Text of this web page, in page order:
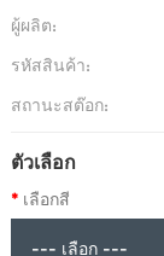
ผู้ผลิต:
รหัสสินค้า:
สถานะสต๊อก:
ตัวเลือก
เลือกสี